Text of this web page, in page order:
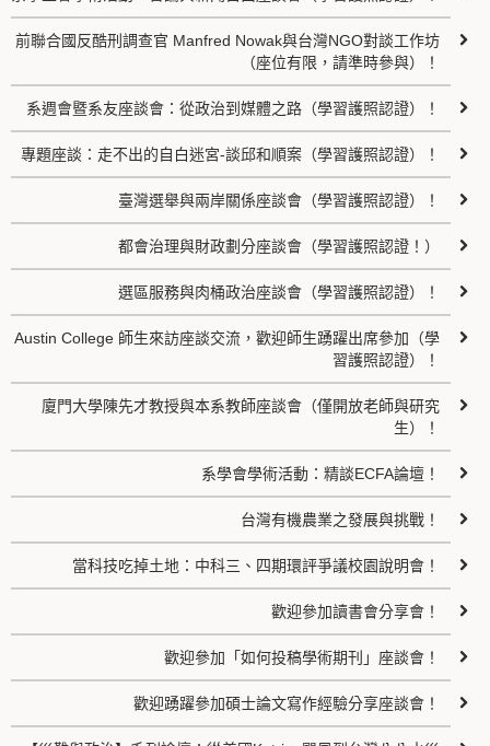
前聯合國反酷刑調查官 Manfred Nowak與台灣NGO對談工作坊
（座位有限，請準時參與）！
系週會暨系友座談會：從政治到媒體之路（學習護照認證）！
專題座談：走不出的自白迷宮-談邱和順案（學習護照認證）！
臺灣選舉與兩岸關係座談會（學習護照認證）！
都會治理與財政劃分座談會（學習護照認證！）
選區服務與肉桶政治座談會（學習護照認證）！
Austin College 師生來訪座談交流，歡迎師生踴躍出席參加（學
習護照認證）！
廈門大學陳先才教授與本系教師座談會（僅開放老師與研究
生）！
系學會學術活動：精談ECFA論壇！
台灣有機農業之發展與挑戰！
當科技吃掉土地：中科三、四期環評爭議校園說明會！
歡迎參加讀書會分享會！
歡迎參加「如何投稿學術期刊」座談會！
歡迎踴躍參加碩士論文寫作經驗分享座談會！